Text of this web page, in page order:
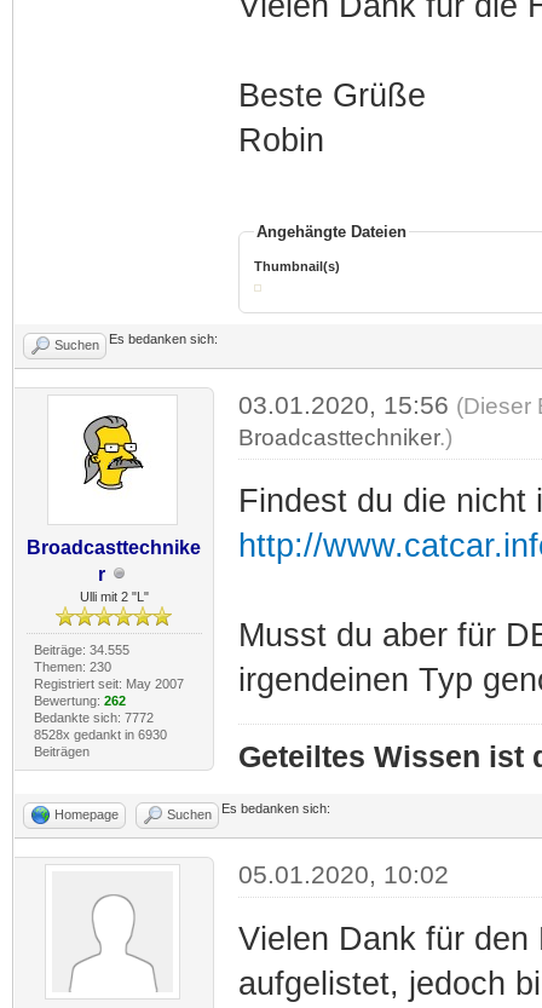
Beste Grüße
Robin
Angehängte Dateien
Thumbnail(s)
Suchen Es bedanken sich:
Broadcasttechnike
r
Ulli mit 2 "L"
Beiträge: 34.555
Themen: 230
Registriert seit: May 2007
Bewertung: 262
Bedankte sich: 7772
8528x gedankt in 6930
Beiträgen
03.01.2020, 15:56 (Dieser
Broadcasttechniker.)
Findest du die nicht
http://
Musst du aber für
irgendeinen Typ
Geteiltes Wissen ist
Homepage Suchen Es bedanken sich:
05.01.2020, 10:02
Vielen Dank für
aufgelistet, jedoch